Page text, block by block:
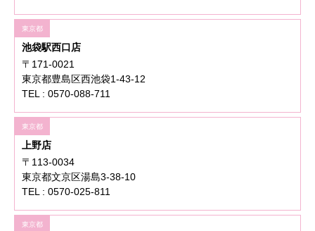
東京都
池袋駅西口店
〒171-0021
東京都豊島区西池袋1-43-12
TEL : 0570-088-711
東京都
上野店
〒113-0034
東京都文京区湯島3-38-10
TEL : 0570-025-811
東京都